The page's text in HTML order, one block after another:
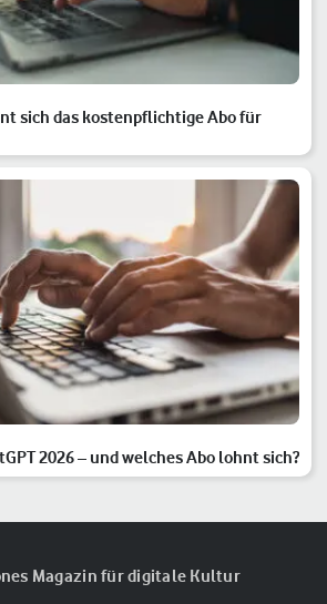
sich das kostenpflichtige Abo für
2026 – und welches Abo lohnt sich?
Magazin für digitale Kultur